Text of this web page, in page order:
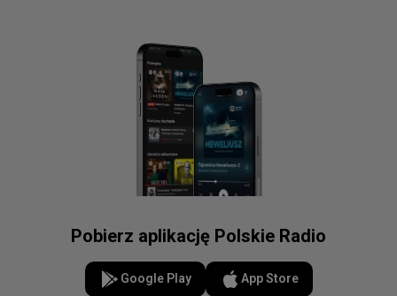
Pobierz aplikację Polskie Radio
Google Play App Store